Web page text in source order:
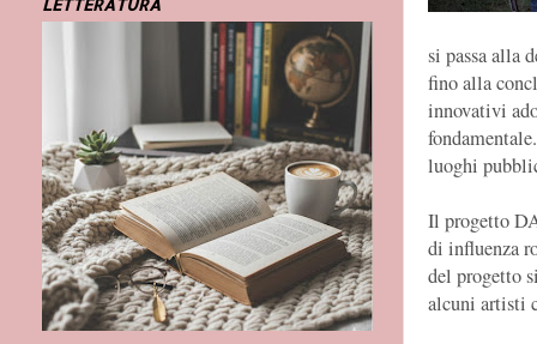
si passa alla
fino alla
innovativi
luoghi
Il progetto
di influenza
del progetto
alcuni artisti